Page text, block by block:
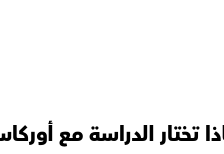
تختار الدراسة مع